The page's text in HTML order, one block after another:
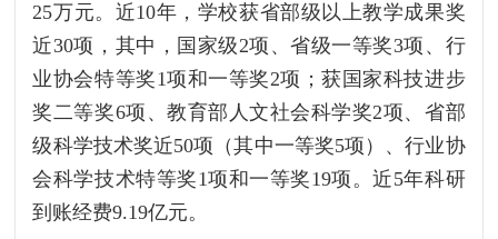
25万元。近10年，学校获省部级以上教学成果奖
近30项，其中，国家级2项、省级一等奖3项、行
业协会特等奖1项和一等奖2项；获国家科技进步
奖二等奖6项、教育部人文社会科学奖2项、省部
级科学技术奖近50项（其中一等奖5项）、行业协
会科学技术特等奖1项和一等奖19项。近5年科研
到账经费9.19亿元。